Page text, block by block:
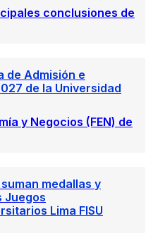
conclusiones de
de Admisión e
de la Universidad
y Negocios (FEN) de
medallas y
Juegos
Lima FISU